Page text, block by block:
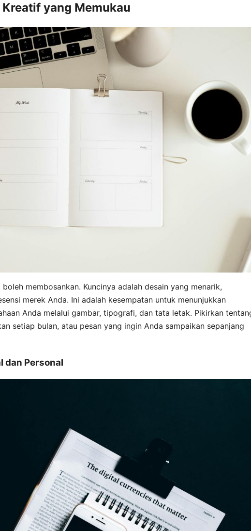
yang Memukau
membosankan. Kuncinya adalah desain yang menarik,
merek Anda. Ini adalah kesempatan untuk menunjukkan
Anda melalui gambar, tipografi, dan tata letak. Pikirkan
setiap bulan, atau pesan yang ingin Anda sampaikan sepanjang
dan Personal